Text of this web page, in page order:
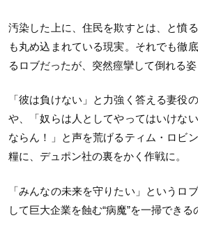
汚染した上に、住民を欺すとは、と憤
も丸め込まれている現実。それでも徹
るロブだったが、突然痙攣して倒れる姿
「彼は負けない」と力強く答える妻役
や、「奴らは人としてやってはいけな
ならん！」と声を荒げるティム・ロビ
糧に、デュポン社の裏をかく作戦に。
「みんなの未来を守りたい」というロ
して巨大企業を蝕む“病魔”を一掃できる